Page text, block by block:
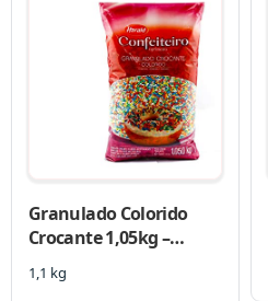
Granulado Colorido
Crocante 1,05kg –
Harald
1,1 kg